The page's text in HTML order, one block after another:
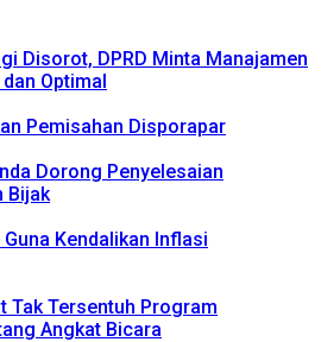
Disorot, DPRD Minta Manajamen
Optimal
Pemisahan Disporapar
Dorong Penyelesaian
Bijak
Kendalikan Inflasi
Tak Tersentuh Program
Angkat Bicara